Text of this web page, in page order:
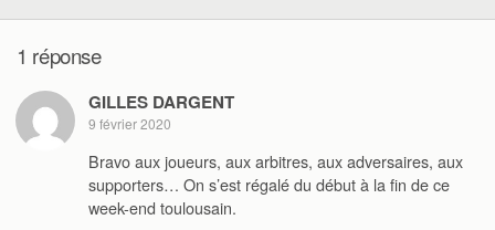
1 réponse
GILLES DARGENT
9 février 2020
Bravo aux joueurs, aux arbitres, aux adversaires, aux
supporters… On s’est régalé du début à la fin de ce
week-end toulousain.